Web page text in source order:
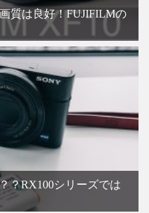
質は良好！FUJIFILMの
？RX100シリーズでは